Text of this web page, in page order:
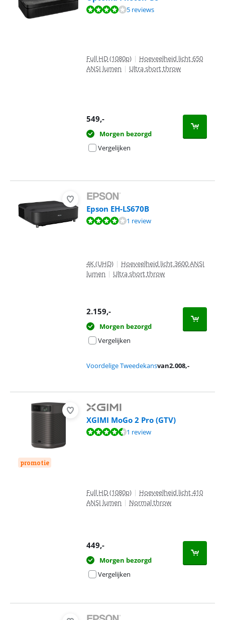
Beoordeling is 8,0 van de 10, gebaseerd op 5 reviews.
5 reviews
Full HD (1080p) | Hoeveelheid licht 650
ANSI lumen | Ultra short throw
549,-
Morgen bezorgd
Vergelijken
Epson EH-LS670B
Beoordeling is 8,0 van de 10, gebaseerd op 1 review.
1 review
4K (UHD) | Hoeveelheid licht 3600 ANSI
lumen | Ultra short throw
2.159,-
Morgen bezorgd
Vergelijken
Voordelige Tweedekansvan2.008,-
promotie
XGIMI MoGo 2 Pro (GTV)
Beoordeling is 9,0 van de 10, gebaseerd op 1 review.
1 review
Full HD (1080p) | Hoeveelheid licht 410
ANSI lumen | Normal throw
449,-
Morgen bezorgd
Vergelijken